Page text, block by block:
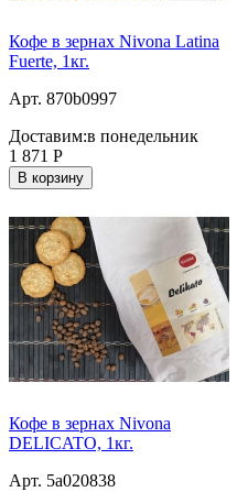
Кофе в зернах Nivona Latina
Fuerte, 1кг.
Арт. 870b0997
Доставим:в понедельник
1 871 Р
В корзину
Кофе в зернах Nivona
DELICATO, 1кг.
Арт. 5a020838